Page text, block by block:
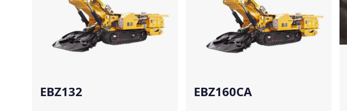
EBZ132 EBZ160CA